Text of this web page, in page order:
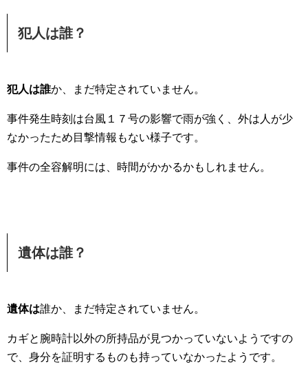
犯人は誰？
犯人は誰か、まだ特定されていません。
事件発生時刻は台風１７号の影響で雨が強く、外は人が少
なかったため目撃情報もない様子です。
事件の全容解明には、時間がかかるかもしれません。
遺体は誰？
遺体は誰か、まだ特定されていません。
カギと腕時計以外の所持品が見つかっていないようですの
で、身分を証明するものも持っていなかったようです。